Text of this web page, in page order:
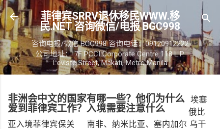
跳至主要内容
菲律宾SRRV退休移民WWW.移
民.NET 咨询微信/电报 BGC998
咨询电报/微信 BGC998 咨询电话：09120912222
公司地址： 7F PCCI Corporate Centre 118 L.P.
Leviste Street, Makati, Metro Manila
非洲会中文的国家有哪一些？他们为什么
爱到菲律宾工作？入境需要注意什么
埃塞
俄比
亚入境菲律宾保关 南非、纳米比亚、塞内加尔 乌干